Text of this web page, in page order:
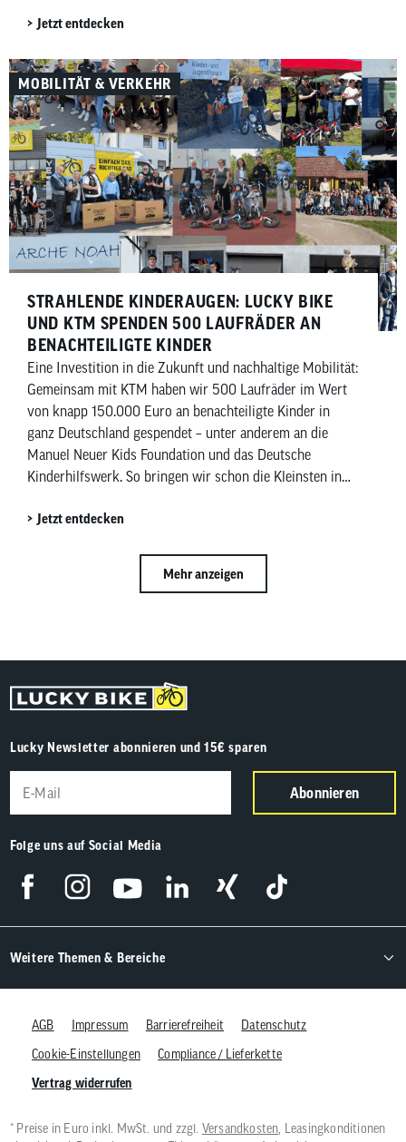
Getriebemotoren vorgestellt, die etablierte Anbieter wie
wollen.
Jetzt entdecken
MOBILITÄT & VERKEHR
STRAHLENDE KINDERAUGEN: LUCKY BIKE
UND KTM SPENDEN 500 LAUFRÄDER AN
BENACHTEILIGTE KINDER
Eine Investition in die Zukunft und nachhaltige Mobilität:
Gemeinsam mit KTM haben wir 500 Laufräder im Wert
von knapp 150.000 Euro an benachteiligte Kinder in
ganz Deutschland gespendet – unter anderem an die
Manuel Neuer Kids Foundation und das Deutsche
Kinderhilfswerk. So bringen wir schon die Kleinsten in
Jetzt entdecken
Mehr anzeigen
Lucky Newsletter abonnieren und 15€ sparen
Abonnieren
Folge uns auf Social Media
Weitere Themen & Bereiche
AGB Impressum Barrierefreiheit
Datenschutz
Cookie-Einstellungen
Compliance / Lieferkette
Vertrag widerrufen
* Preise in Euro inkl. MwSt. und zzgl. Versandkosten , Leasingkonditionen